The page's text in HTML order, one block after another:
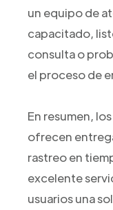
un equipo de
capacitado,
consulta o
el proceso de
En resumen,
ofrecen
rastreo en
excelente
usuarios una